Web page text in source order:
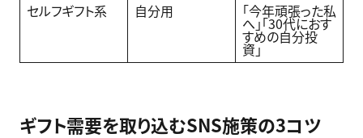
セルフギフト系
自分用 「今年頑張った私
へ」「30代におす
すめの自分投
資」
ギフト需要を取り込むSNS施策の3コツ